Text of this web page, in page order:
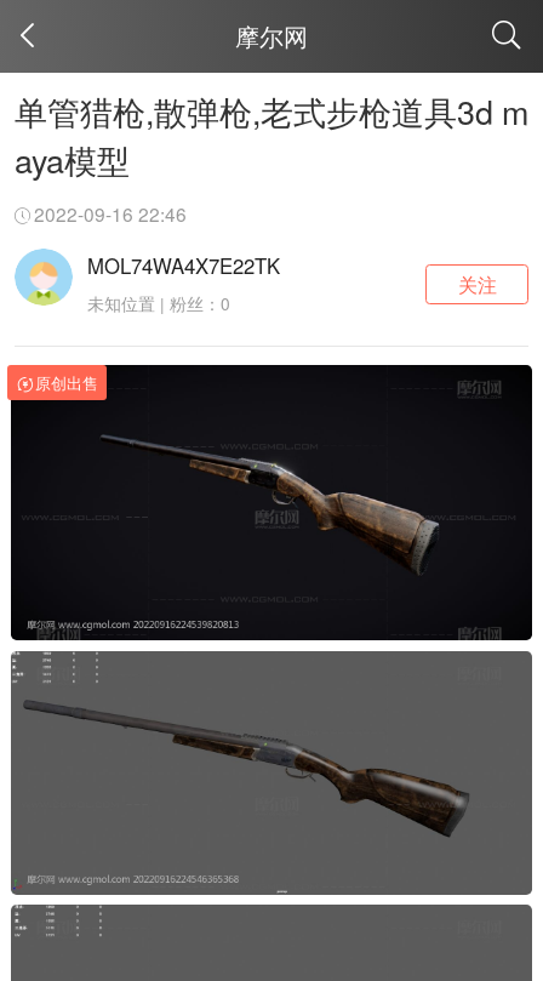
摩尔网
单管猎枪,散弹枪,老式步枪道具3d m
aya模型
2022-09-16 22:46
MOL74WA4X7E22TK
未知位置 | 粉丝：0
关注
原创出售
取消